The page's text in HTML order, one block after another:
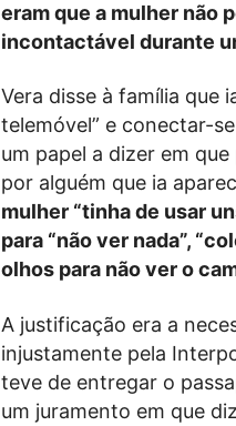
eram que a mulher não
incontactável durante
Vera disse à família que
telemóvel” e conectar-
um papel a dizer em
por alguém que ia
mulher “tinha de usar
para “não ver nada”,
olhos para não ver o
A justificação era a
injustamente pela
teve de entregar o
um juramento em que